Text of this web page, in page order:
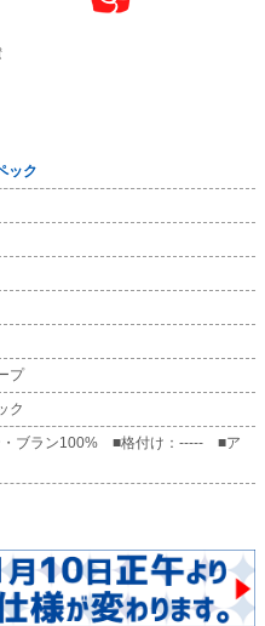
ック
プ
ク
ブラン100% ■格付け：----- ■ア